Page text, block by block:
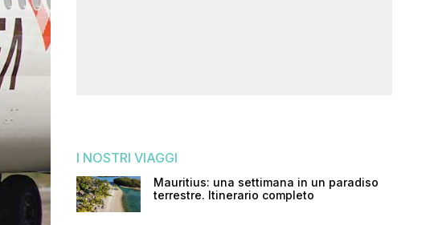
I NOSTRI VIAGGI
Mauritius: una settimana in un paradiso
terrestre. Itinerario completo